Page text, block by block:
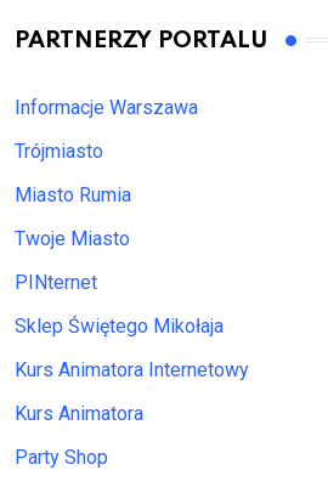
PARTNERZY PORTALU
Informacje Warszawa
Trójmiasto
Miasto Rumia
Twoje Miasto
PINternet
Sklep Świętego Mikołaja
Kurs Animatora Internetowy
Kurs Animatora
Party Shop